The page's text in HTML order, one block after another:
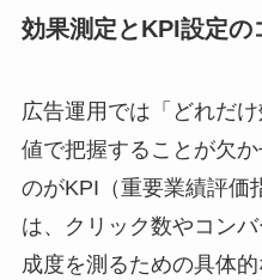
効果測定とKPI設定の
広告運用では「どれだ
値で把握することが欠
のがKPI（重要業績評価
は、クリック数やコン
成度を測るための具体的